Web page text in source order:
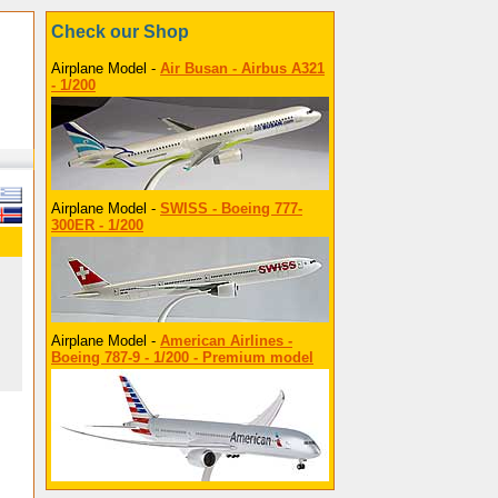
Check our Shop
Airplane Model - Air Busan - Airbus A321
- 1/200
Airplane Model - SWISS - Boeing 777-
300ER - 1/200
Airplane Model - American Airlines -
Boeing 787-9 - 1/200 - Premium model